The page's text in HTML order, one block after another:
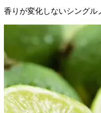
香りが変化しないシングル